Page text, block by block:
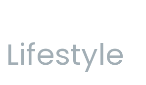
Lifestyle